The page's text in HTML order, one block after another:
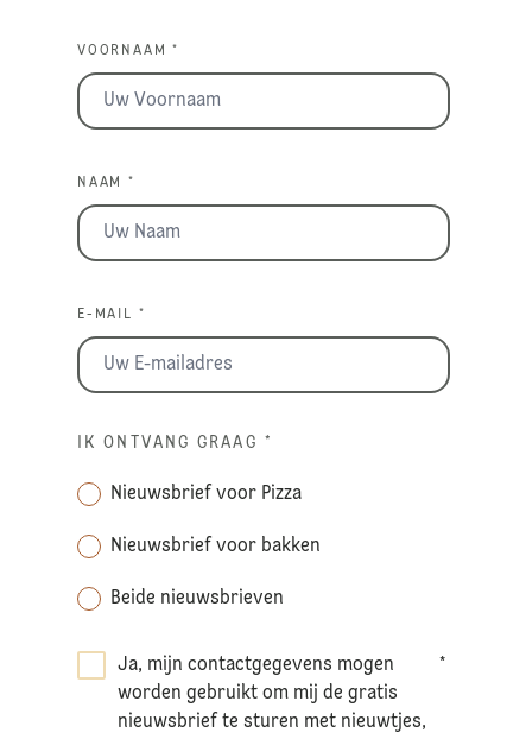
VOORNAAM *
NAAM *
E-MAIL *
IK ONTVANG GRAAG *
Nieuwsbrief voor Pizza
Nieuwsbrief voor bakken
Beide nieuwsbrieven
Ja, mijn contactgegevens mogen
worden gebruikt om mij de gratis
nieuwsbrief te sturen met nieuwtjes,
*